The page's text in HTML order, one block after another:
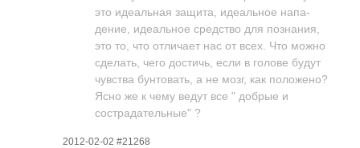
это идеа­льная защита, идеа­льное напа­
дение, идеа­льное сред­ство для позн­ания,
это то, что отли­чает нас от всех. Что можно
сдел­ать, чего дост­ичь, если в голове будут
чувства бунт­овать, а не мозг, как поло­жено?
Ясно же к чему ведут все " добрые и
сострадательные" ?
2012-02-02 #21268